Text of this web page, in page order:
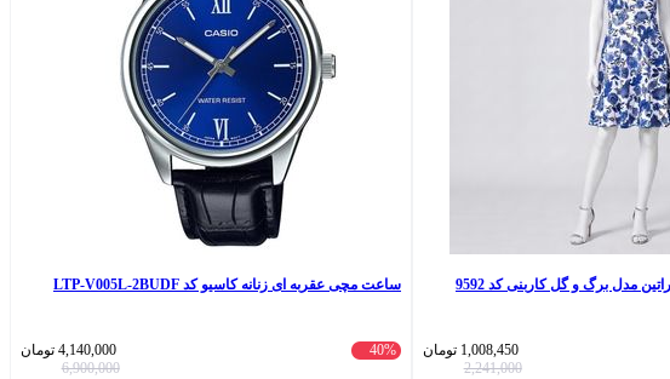
مدل برگ و گل کاربنی کد 9592
1,008,450 تومان
2,241,000
ساعت مچی عقربه ای زنانه کاسیو کد LTP-V005L-2BUDF
40%
4,140,000 تومان
6,900,000